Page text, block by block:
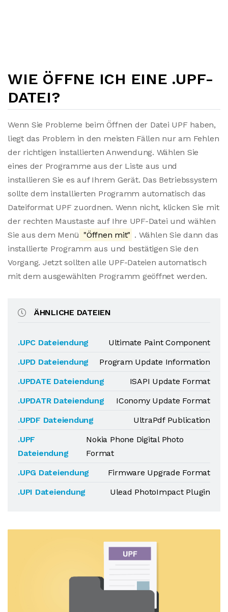
WIE ÖFFNE ICH EINE .UPF-
DATEI?
Wenn Sie Probleme beim Öffnen der Datei UPF haben,
liegt das Problem in den meisten Fällen nur am Fehlen
der richtigen installierten Anwendung. Wählen Sie
eines der Programme aus der Liste aus und
installieren Sie es auf Ihrem Gerät. Das Betriebssystem
sollte dem installierten Programm automatisch das
Dateiformat UPF zuordnen. Wenn nicht, klicken Sie mit
der rechten Maustaste auf Ihre UPF-Datei und wählen
Sie aus dem Menü "Öffnen mit" . Wählen Sie dann das
installierte Programm aus und bestätigen Sie den
Vorgang. Jetzt sollten alle UPF-Dateien automatisch
mit dem ausgewählten Programm geöffnet werden.
ÄHNLICHE DATEIEN
.UPC Dateiendung
Ultimate Paint Component
.UPD Dateiendung
Program Update Information
.UPDATE Dateiendung
ISAPI Update Format
.UPDATR Dateiendung
IConomy Update Format
.UPDF Dateiendung
UltraPdf Publication
.UPF
Dateiendung
Nokia Phone Digital Photo
Format
.UPG Dateiendung
Firmware Upgrade Format
.UPI Dateiendung
Ulead PhotoImpact Plugin